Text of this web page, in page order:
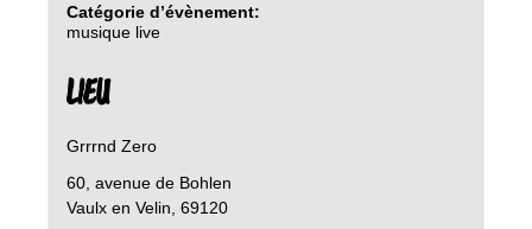
Catégorie d’évènement:
musique live
LIEU
Grrrnd Zero
60, avenue de Bohlen
Vaulx en Velin 69120